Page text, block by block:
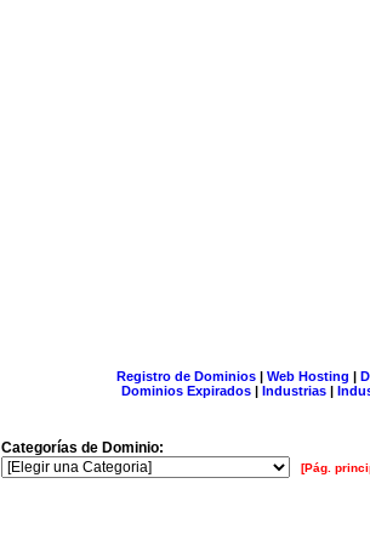
Registro de Dominios| Web Hosting |
Dominios Expirados | Industrias |
Categorías de Dominio:
[Pág.